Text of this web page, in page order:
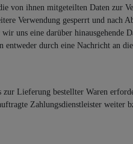
von ihnen mitgeteilten Daten zur
Verwendung gesperrt und nach
uns eine darüber hinausgehende
durch eine Nachricht an
zur Lieferung bestellter Waren
Zahlungsdienstleister weiter